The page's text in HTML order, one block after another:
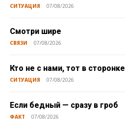
СИТУАЦИЯ 07/08/2026
Смотри шире
СВЯЗИ 07/08/2026
Кто не с нами, тот в сторонке
СИТУАЦИЯ 07/08/2026
Если бедный — сразу в гроб
ФАКТ 07/08/2026